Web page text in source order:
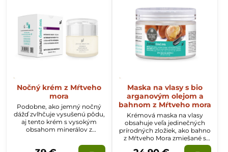
Nočný krém z Mŕtveho
mora
Podobne, ako jemný nočný
dážď zvlhčuje vysušenú pôdu,
aj tento krém s vysokým
obsahom minerálov z
Maska na vlasy s bio
arganovým olejom a
bahnom z Mŕtveho mora
Krémová maska na vlasy
obsahuje veľa jedinečných
prírodných zložiek, ako bahno
z Mŕtveho Mora zmiešané s
bambuckým maslom,